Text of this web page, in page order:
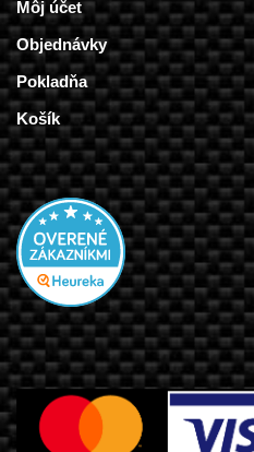
Môj účet
Objednávky
Pokladňa
Košík